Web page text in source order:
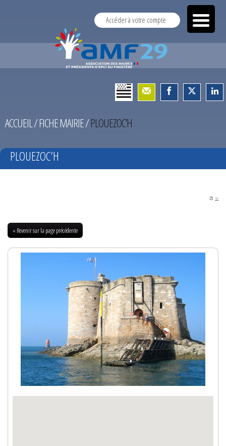
Accéder à votre compte
ACCUEIL/FICHE MAIRIE/PLOUEZOC’H
PLOUEZOC’H
PDF
« Revenir sur la page précédente